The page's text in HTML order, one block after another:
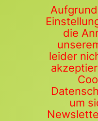
die
leider
um